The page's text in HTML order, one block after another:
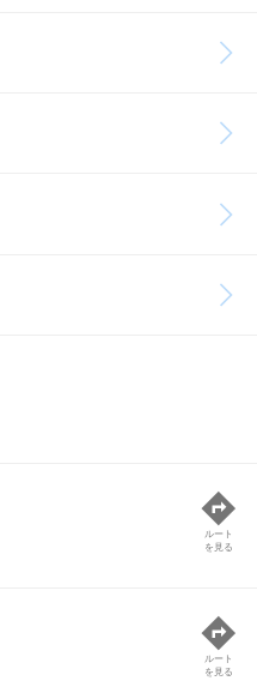
ルート
を見る
ルート
を見る